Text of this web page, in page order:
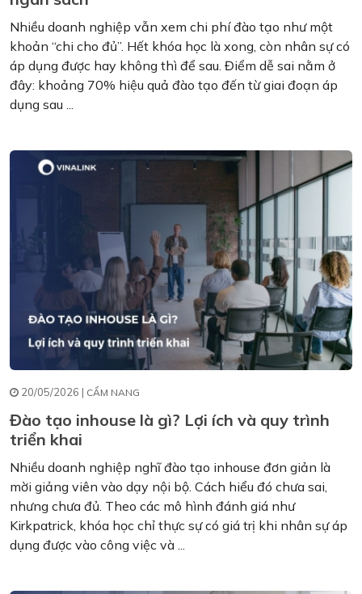
Nhiều doanh nghiệp vẫn xem chi phí đào tạo như một
khoản “chi cho đủ”. Hết khóa học là xong, còn nhân sự có
áp dụng được hay không thì để sau. Điểm dễ sai nằm ở
đây: khoảng 70% hiệu quả đào tạo đến từ giai đoạn áp
dụng sau ...
20/05/2026 | CẨM NANG
Đào tạo inhouse là gì? Lợi ích và quy trình
triển khai
Nhiều doanh nghiệp nghĩ đào tạo inhouse đơn giản là
mời giảng viên vào dạy nội bộ. Cách hiểu đó chưa sai,
nhưng chưa đủ. Theo các mô hình đánh giá như
Kirkpatrick, khóa học chỉ thực sự có giá trị khi nhân sự áp
dụng được vào công việc và ...